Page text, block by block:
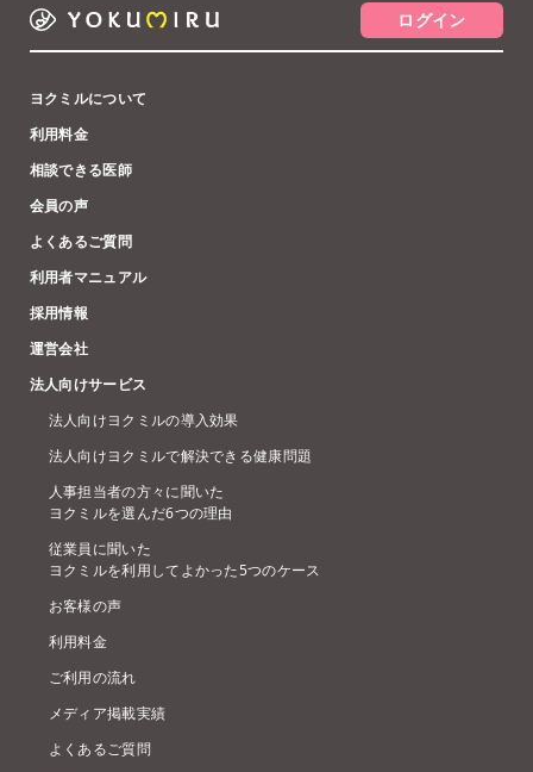
ログイン
ヨクミルについて
利用料金
相談できる医師
会員の声
よくあるご質問
利用者マニュアル
採用情報
運営会社
法人向けサービス
法人向けヨクミルの導入効果
法人向けヨクミルで解決できる健康問題
人事担当者の方々に聞いた
ヨクミルを選んだ6つの理由
従業員に聞いた
ヨクミルを利用してよかった5つのケース
お客様の声
利用料金
ご利用の流れ
メディア掲載実績
よくあるご質問